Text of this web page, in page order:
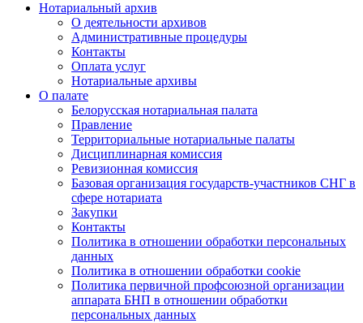
Нотариальный архив
О деятельности архивов
Административные процедуры
Контакты
Оплата услуг
Нотариальные архивы
О палате
Белорусская нотариальная палата
Правление
Территориальные нотариальные палаты
Дисциплинарная комиссия
Ревизионная комиссия
Базовая организация государств-участников СНГ в
сфере нотариата
Закупки
Контакты
Политика в отношении обработки персональных
данных
Политика в отношении обработки cookie
Политика первичной профсоюзной организации
аппарата БНП в отношении обработки
персональных данных